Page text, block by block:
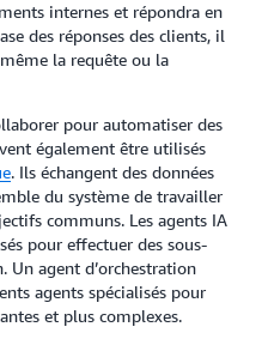
internes et répondra en
des réponses des clients, il
la requête ou la
pour automatiser des
également être utilisés
. Ils échangent des données
du système de travailler
communs. Les agents IA
pour effectuer des sous-
Un agent d’orchestration
agents spécialisés pour
et plus complexes.